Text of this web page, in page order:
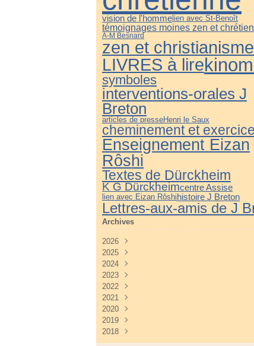
vision de l'homme lien avec St-Benoît
témoignages moines zen et
A-M Besnard
zen et christianisme
LIVRES à lire
symboles
interventions-orales J
Breton
articles de presseHenri le Saux
cheminement et
Enseignement Eizan
Rôshi
Textes de Dürckheim
K G Dürckheimcentre Assise
lien avec Eizan Rôshihistoire J Breton
Lettres-aux-amis de J
Archives
2026
Juillet
Juin
Mai(3)
Avril
Mars
Février
Janvier
2025
Décembre
Novembre
Octobre
Septembre
Août
Juillet
Juin
Mai(3)
2024
Décembre
Novembre
Octobre
Septembre
Août
Juillet
Juin(2)
2023
Décembre
Novembre
Octobre
Septembre
Août
Juillet(2)
2022
Décembre
Novembre
Octobre
Septembre
Août(3)
2021
Décembre
Novembre
Octobre
Septembre(2)
2020
Décembre
Novembre
Octobre(4)
2019
Décembre
Novembre(7)
2018
Décembre(7)